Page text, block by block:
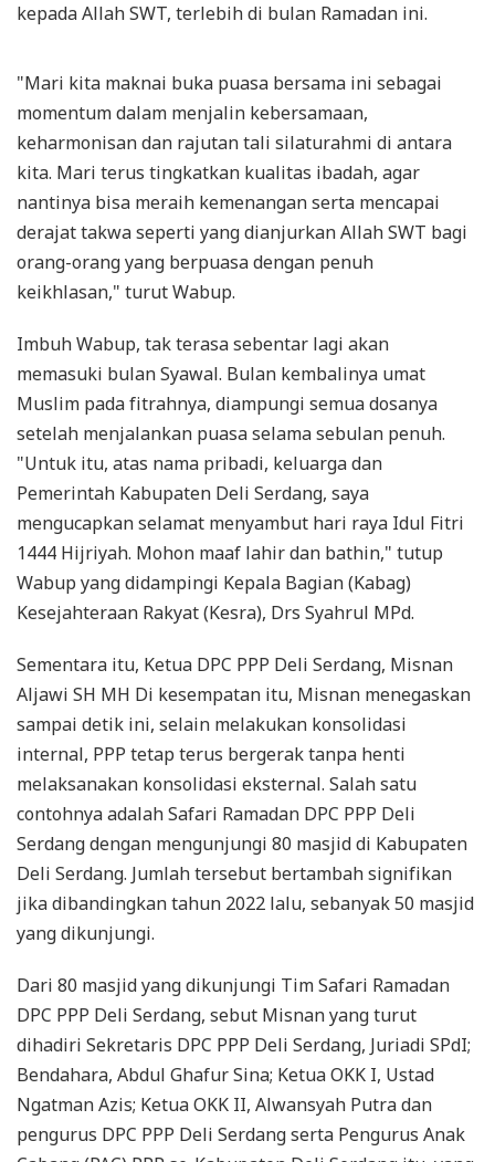
kepada Allah SWT, terlebih di bulan Ramadan ini.
"Mari kita maknai buka puasa bersama ini sebagai
momentum dalam menjalin kebersamaan,
keharmonisan dan rajutan tali silaturahmi di antara
kita. Mari terus tingkatkan kualitas ibadah, agar
nantinya bisa meraih kemenangan serta mencapai
derajat takwa seperti yang dianjurkan Allah SWT bagi
orang-orang yang berpuasa dengan penuh
keikhlasan," turut Wabup.
Imbuh Wabup, tak terasa sebentar lagi akan
memasuki bulan Syawal. Bulan kembalinya umat
Muslim pada fitrahnya, diampungi semua dosanya
setelah menjalankan puasa selama sebulan penuh.
"Untuk itu, atas nama pribadi, keluarga dan
Pemerintah Kabupaten Deli Serdang, saya
mengucapkan selamat menyambut hari raya Idul Fitri
1444 Hijriyah. Mohon maaf lahir dan bathin," tutup
Wabup yang didampingi Kepala Bagian (Kabag)
Kesejahteraan Rakyat (Kesra), Drs Syahrul MPd.
Sementara itu, Ketua DPC PPP Deli Serdang, Misnan
Aljawi SH MH Di kesempatan itu, Misnan menegaskan
sampai detik ini, selain melakukan konsolidasi
internal, PPP tetap terus bergerak tanpa henti
melaksanakan konsolidasi eksternal. Salah satu
contohnya adalah Safari Ramadan DPC PPP Deli
Serdang dengan mengunjungi 80 masjid di Kabupaten
Deli Serdang. Jumlah tersebut bertambah signifikan
jika dibandingkan tahun 2022 lalu, sebanyak 50 masjid
yang dikunjungi.
Dari 80 masjid yang dikunjungi Tim Safari Ramadan
DPC PPP Deli Serdang, sebut Misnan yang turut
dihadiri Sekretaris DPC PPP Deli Serdang, Juriadi SPdI;
Bendahara, Abdul Ghafur Sina; Ketua OKK I, Ustad
Ngatman Azis; Ketua OKK II, Alwansyah Putra dan
pengurus DPC PPP Deli Serdang serta Pengurus Anak